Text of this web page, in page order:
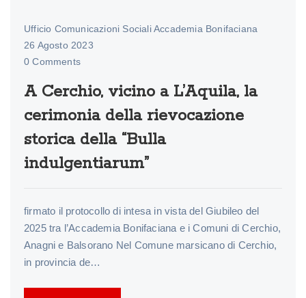
Ufficio Comunicazioni Sociali Accademia Bonifaciana
26 Agosto 2023
0 Comments
A Cerchio, vicino a L’Aquila, la
cerimonia della rievocazione
storica della “Bulla
indulgentiarum”
firmato il protocollo di intesa in vista del Giubileo del
2025 tra l’Accademia Bonifaciana e i Comuni di Cerchio,
Anagni e Balsorano Nel Comune marsicano di Cerchio,
in provincia de…